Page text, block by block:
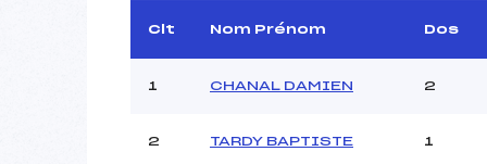
Dir. Epreuve :
Clt Nom Prénom Dos
1 CHANAL DAMIEN 2
2 TARDY BAPTISTE 1